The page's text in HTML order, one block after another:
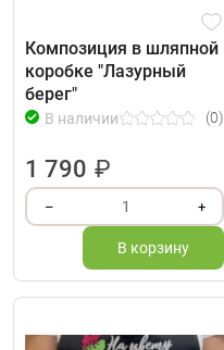
Композиция в шляпной
коробке "Лазурный
берег"
В наличии (0)
1 790 ₽
– 1 +
В корзину